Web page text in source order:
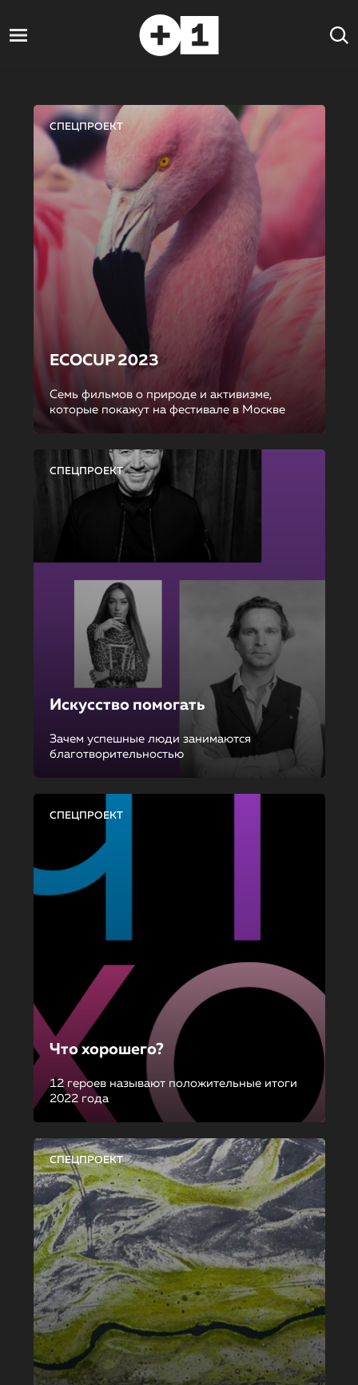
СПЕЦПРОЕКТ
ECOCUP 2023
Семь фильмов о природе и активизме,
которые покажут на фестивале в Москве
СПЕЦПРОЕКТ
Искусство помогать
Зачем успешные люди занимаются
благотворительностью
СПЕЦПРОЕКТ
Что хорошего?
12 героев называют положительные итоги
2022 года
СПЕЦПРОЕКТ